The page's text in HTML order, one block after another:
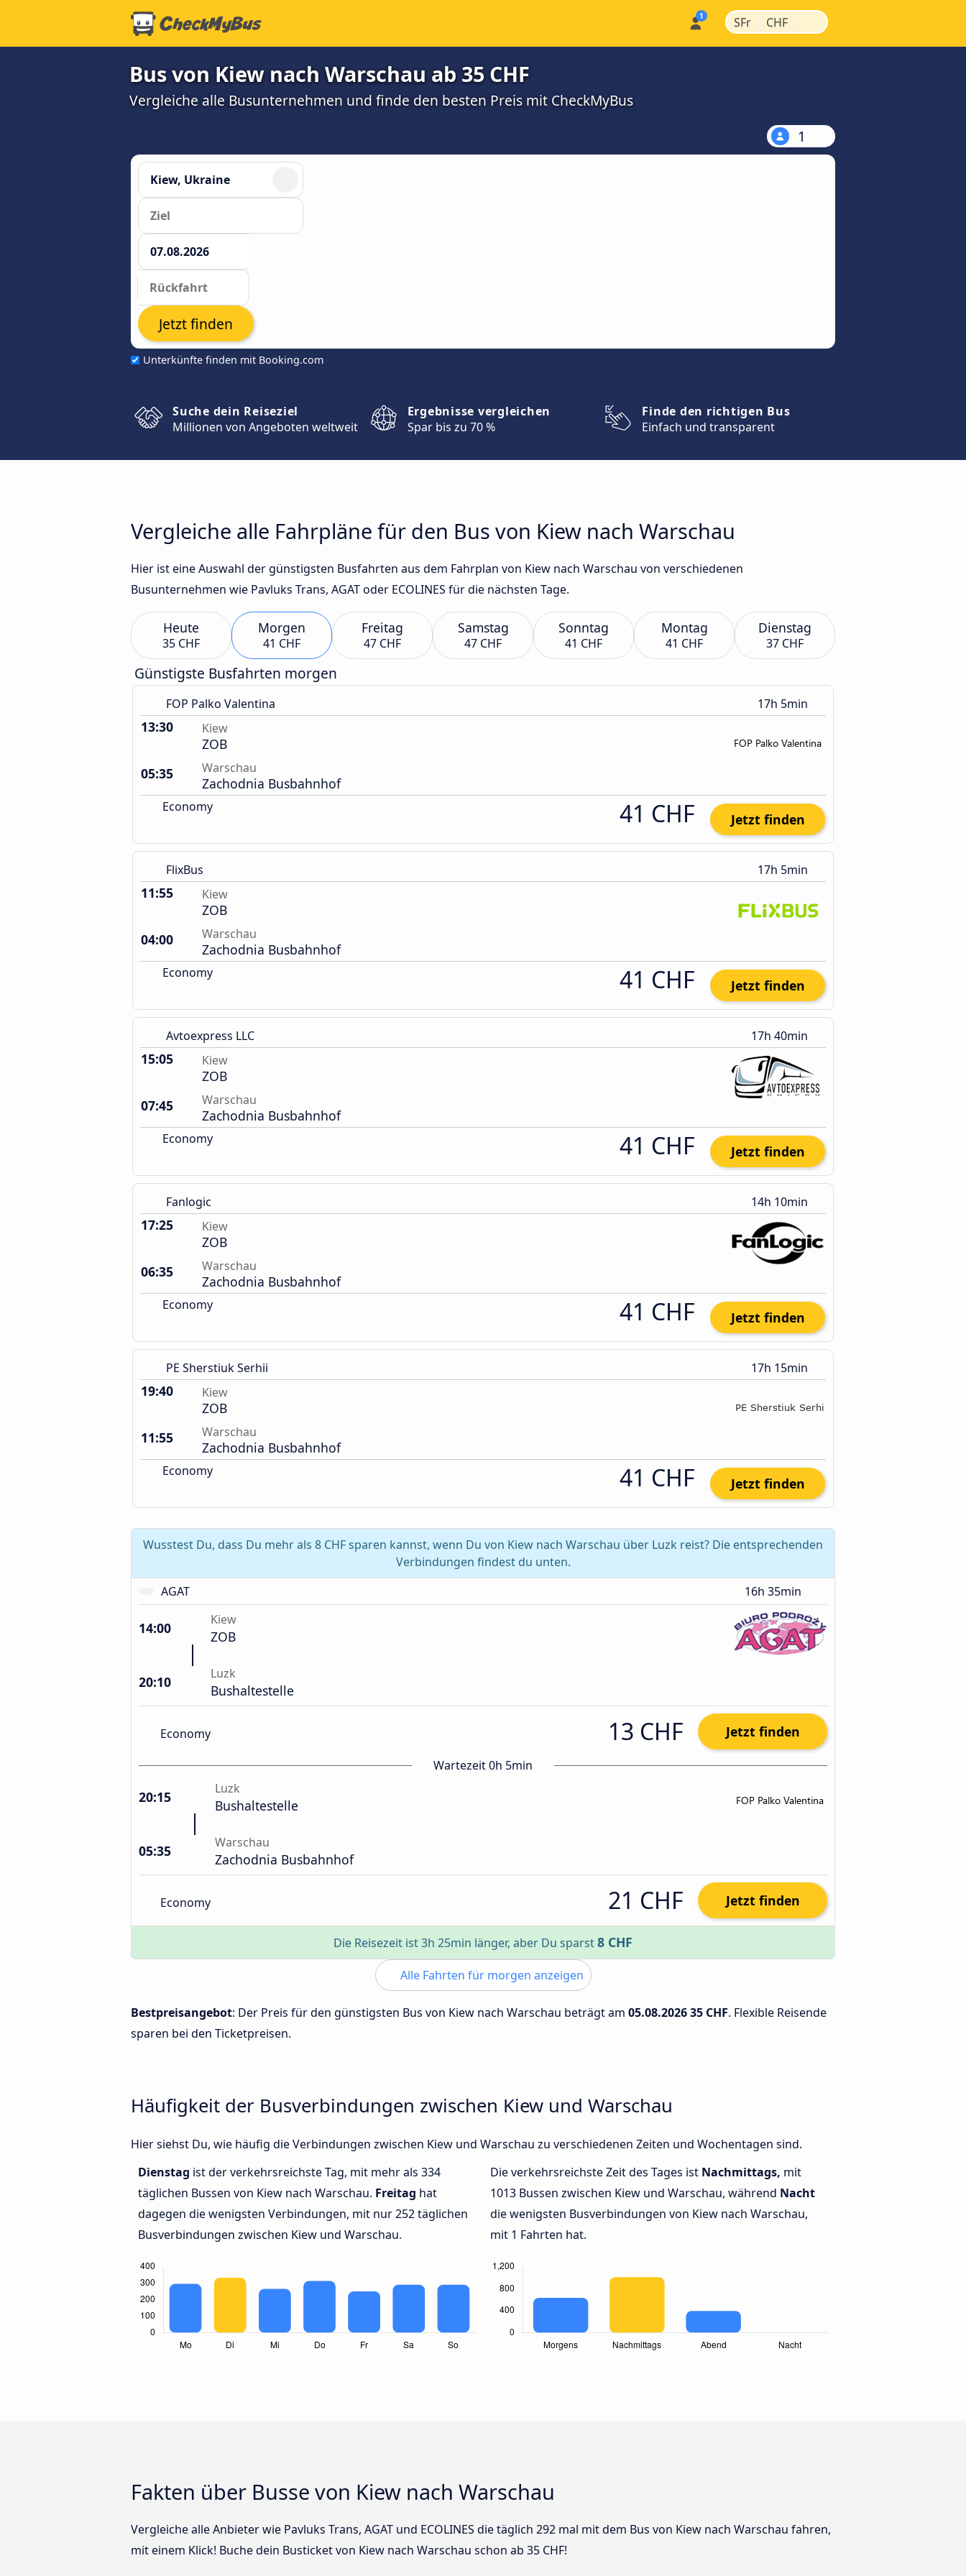
SFr | CHF |
Bus von Kiew nach Warschau ab 35 CHF
Vergleiche alle Busunternehmen und finde den besten Preis mit CheckMyBus
1
Unterkünfte finden mit Booking.com
Jetzt finden
Suche dein Reiseziel
Millionen von Angeboten weltweit
Ergebnisse vergleichen
Spar bis zu 70 %
Finde den richtigen Bus
Einfach und transparent
Vergleiche alle Fahrpläne für den Bus von Kiew nach Warschau
Hier ist eine Auswahl der günstigsten Busfahrten aus dem Fahrplan von Kiew nach Warschau von verschiedenen
Busunternehmen wie Pavluks Trans, AGAT oder ECOLINES für die nächsten Tage.
Heute
35 CHF
Morgen
41 CHF
Freitag
47 CHF
Samstag
47 CHF
Sonntag
41 CHF
Montag
41 CHF
Dienstag
37 CHF
Günstigste Busfahrten morgen
FOP Palko Valentina 17h 5min
13:30 Kiew
ZOB
05:35
Warschau
Zachodnia Busbahnhof
Economy 41 CHF Jetzt finden
FlixBus 17h 5min
11:55 Kiew
ZOB
04:00
Warschau
Zachodnia Busbahnhof
Economy 41 CHF Jetzt finden
Avtoexpress LLC 17h 40min
15:05 Kiew
ZOB
07:45
Warschau
Zachodnia Busbahnhof
Economy 41 CHF Jetzt finden
Fanlogic 14h 10min
17:25 Kiew
ZOB
06:35
Warschau
Zachodnia Busbahnhof
Economy 41 CHF Jetzt finden
PE Sherstiuk Serhii 17h 15min
19:40 Kiew
ZOB
11:55
Warschau
Zachodnia Busbahnhof
Economy 41 CHF Jetzt finden
Wusstest Du, dass Du mehr als 8 CHF sparen kannst, wenn Du von Kiew nach Warschau über Luzk reist? Die entsprechenden
Verbindungen findest du unten.
AGAT
16h 35min
14:00 Kiew
ZOB
20:10 Luzk
Bushaltestelle
Economy 13 CHF Jetzt finden
Wartezeit 0h 5min
20:15 Luzk
Bushaltestelle
05:35 Warschau
Zachodnia Busbahnhof
Economy 21 CHF Jetzt finden
Die Reisezeit ist 3h 25min länger, aber Du sparst8 CHF
Alle Fahrten für morgen anzeigen
Bestpreisangebot: Der Preis für den günstigsten Bus von Kiew nach Warschau beträgt am 05.08.202635 CHF. Flexible Reisende
sparen bei den Ticketpreisen.
Häufigkeit der Busverbindungen zwischen Kiew und Warschau
Hier siehst Du, wie häufig die Verbindungen zwischen Kiew und Warschau zu verschiedenen Zeiten und Wochentagen sind.
Dienstag ist der verkehrsreichste Tag, mit mehr als 334
täglichen Bussen von Kiew nach Warschau. Freitag hat
dagegen die wenigsten Verbindungen, mit nur 252 täglichen
Busverbindungen zwischen Kiew und Warschau.
Die verkehrsreichste Zeit des Tages ist Nachmittags, mit
1013 Bussen zwischen Kiew und Warschau, während Nacht
die wenigsten Busverbindungen von Kiew nach Warschau,
mit 1 Fahrten hat.
Fakten über Busse von Kiew nach Warschau
Vergleiche alle Anbieter wie Pavluks Trans, AGAT und ECOLINES die täglich 292 mal mit dem Bus von Kiew nach Warschau fahren,
mit einem Klick! Buche dein Busticket von Kiew nach Warschau schon ab 35 CHF!